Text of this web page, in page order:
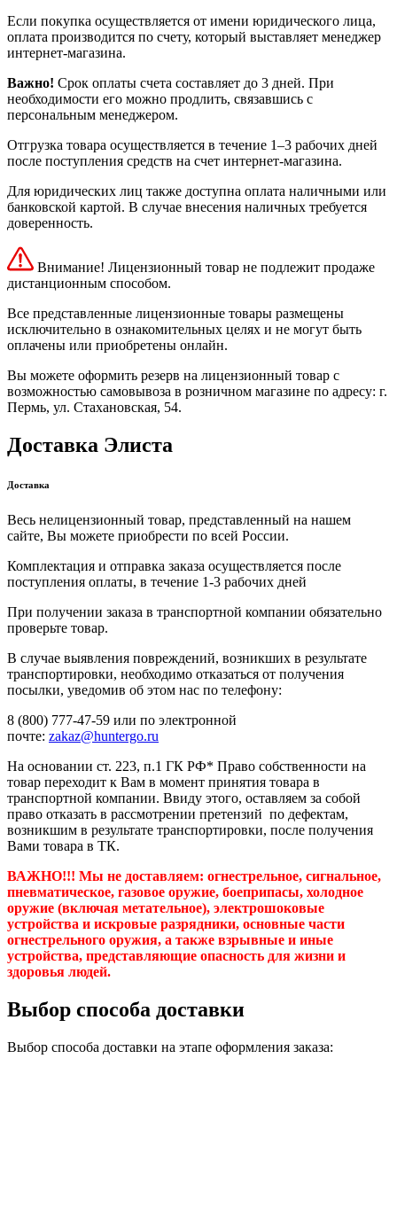
Если покупка осуществляется от имени юридического лица,
оплата производится по счету, который выставляет менеджер
интернет-магазина.
Важно! Срок оплаты счета составляет до 3 дней. При
необходимости его можно продлить, связавшись с
персональным менеджером.
Отгрузка товара осуществляется в течение 1–3 рабочих дней
после поступления средств на счет интернет-магазина.
Для юридических лиц также доступна оплата наличными или
банковской картой. В случае внесения наличных требуется
доверенность.
Внимание! Лицензионный товар не подлежит продаже
дистанционным способом.
Все представленные лицензионные товары размещены
исключительно в ознакомительных целях и не могут быть
оплачены или приобретены онлайн.
Вы можете оформить резерв на лицензионный товар с
возможностью самовывоза в розничном магазине по адресу: г.
Пермь, ул. Стахановская, 54.
Доставка Элиста
Доставка
Весь нелицензионный товар, представленный на нашем
сайте, Вы можете приобрести по всей России.
Комплектация и отправка заказа осуществляется после
поступления оплаты, в течение 1-3 рабочих дней
При получении заказа в транспортной компании обязательно
проверьте товар.
В случае выявления повреждений, возникших в результате
транспортировки, необходимо отказаться от получения
посылки, уведомив об этом нас по телефону:
8 (800) 777-47-59 или по электронной
почте: zakaz@huntergo.ru
На основании ст. 223, п.1 ГК РФ* Право собственности на
товар переходит к Вам в момент принятия товара в
транспортной компании. Ввиду этого, оставляем за собой
право отказать в рассмотрении претензий по дефектам,
возникшим в результате транспортировки, после получения
Вами товара в ТК.
ВАЖНО!!! Мы не доставляем: огнестрельное, сигнальное,
пневматическое, газовое оружие, боеприпасы, холодное
оружие (включая метательное), электрошоковые
устройства и искровые разрядники, основные части
огнестрельного оружия, а также взрывные и иные
устройства, представляющие опасность для жизни и
здоровья людей.
Выбор способа доставки
Выбор способа доставки на этапе оформления заказа: